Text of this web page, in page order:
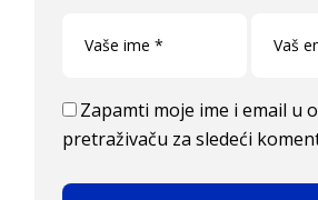
Zapamti moje ime i email u
pretraživaču za sledeći